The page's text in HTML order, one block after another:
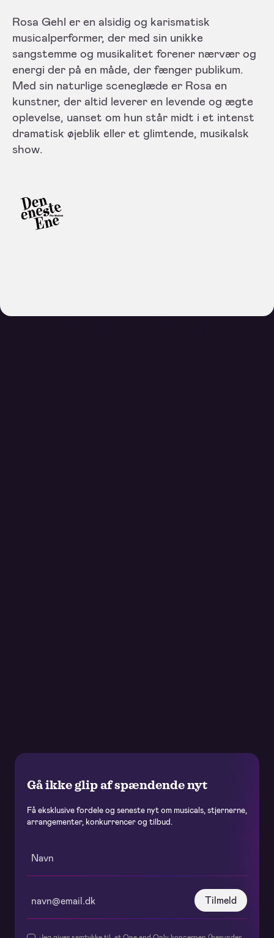
Rosa Gehl er en alsidig og karismatisk
musicalperformer, der med sin unikke
sangstemme og musikalitet forener nærvær og
energi der på en måde, der fænger publikum.
Med sin naturlige sceneglæde er Rosa en
kunstner, der altid leverer en levende og ægte
oplevelse, uanset om hun står midt i et intenst
dramatisk øjeblik eller et glimtende, musikalsk
show.
Gå ikke glip af spændende nyt
Få eksklusive fordele og seneste nyt om musicals, stjernerne,
arrangementer, konkurrencer og tilbud.
Tilmeld